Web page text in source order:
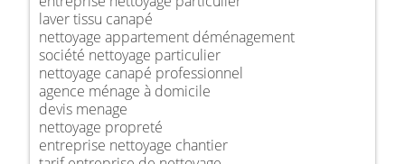
laver tissu canapé
nettoyage appartement déménagement
société nettoyage particulier
nettoyage canapé professionnel
agence ménage à domicile
devis menage
nettoyage propreté
entreprise nettoyage chantier